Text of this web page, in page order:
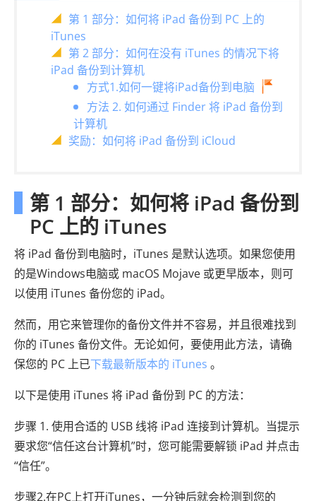
第 1 部分：如何将 iPad 备份到 PC 上的
iTunes
第 2 部分：如何在没有 iTunes 的情况下将
iPad 备份到计算机
方式1.如何一键将iPad备份到电脑
方法 2. 如何通过 Finder 将 iPad 备份到
计算机
奖励：如何将 iPad 备份到 iCloud
第 1 部分：如何将 iPad 备份到
PC 上的 iTunes
将 iPad 备份到电脑时，iTunes 是默认选项。如果您使用
的是Windows电脑或 macOS Mojave 或更早版本，则可
以使用 iTunes 备份您的 iPad。
然而，用它来管理你的备份文件并不容易，并且很难找到
你的 iTunes 备份文件。无论如何，要使用此方法，请确
保您的 PC 上已下载最新版本的 iTunes 。
以下是使用 iTunes 将 iPad 备份到 PC 的方法：
步骤 1. 使用合适的 USB 线将 iPad 连接到计算机。当提示
要求您“信任这台计算机”时，您可能需要解锁 iPad 并点击
“信任”。
步骤2.在PC上打开iTunes，一分钟后就会检测到您的